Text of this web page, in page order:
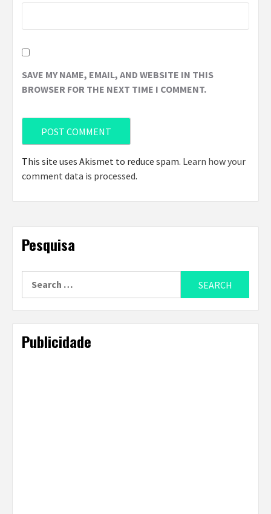
SAVE MY NAME, EMAIL, AND WEBSITE IN THIS
BROWSER FOR THE NEXT TIME I COMMENT.
This site uses Akismet to reduce spam. Learn how your
comment data is processed.
Pesquisa
Publicidade